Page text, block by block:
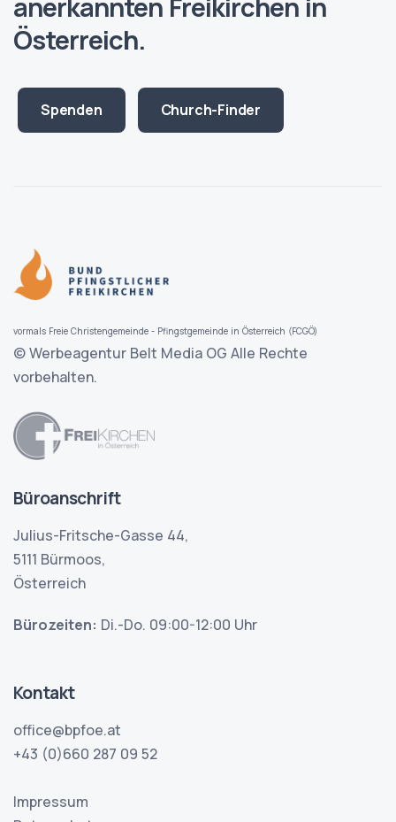
anerkannten Freikirchen in
Österreich.
Spenden Church-Finder
vormals Freie Christengemeinde - Pfingstgemeinde in Österreich (FCGÖ)
© Werbeagentur Belt Media OG Alle Rechte
vorbehalten.
Büroanschrift
Julius-Fritsche-Gasse 44,
5111 Bürmoos,
Österreich
Bürozeiten: Di.-Do. 09:00-12:00 Uhr
Kontakt
+43 (0)660 287 09 52
Impressum